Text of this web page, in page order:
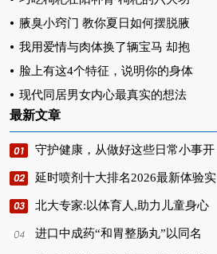
腋臭小窍门 教你夏日如何摆脱腋
我用爱情与肉体换了辆宝马 却抱
脸上有这4个特征，说明你的身体
现代同居男女内心最真实的想法
最新文章
守护健康，从做好这些日常小事开
延时喷剂十大排名2026最新体验实
北大专家:以体育人,助力儿童身心
进口中成药“和胃整肠丸”以同名